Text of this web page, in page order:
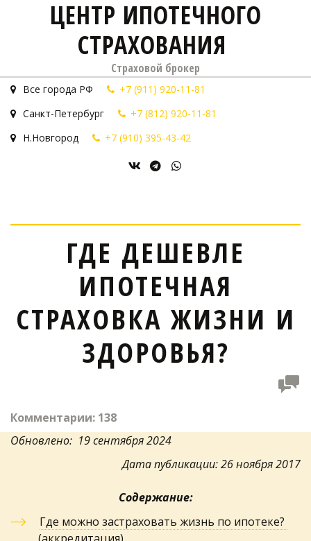
ЦЕНТР ИПОТЕЧНОГО
СТРАХОВАНИЯ
Страховой брокер
Все города РФ
+7 (911) 920-11-81
Санкт-Петербург
+7 (812) 920-11-81
Н.Новгород
+7 (910) 395-43-42
ГДЕ ДЕШЕВЛЕ
ИПОТЕЧНАЯ
СТРАХОВКА ЖИЗНИ И
ЗДОРОВЬЯ?
Комментарии: 138
Обновлено:  19 сентября 2024
Дата публикации: 26 ноября 2017
Содержание:
Где можно застраховать жизнь по ипотеке?